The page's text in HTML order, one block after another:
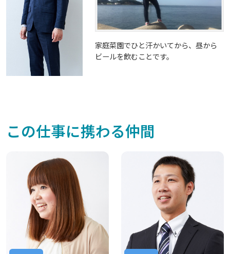
家庭菜園でひと汗かいてから、昼から
ビールを飲むことです。
この仕事に携わる仲間